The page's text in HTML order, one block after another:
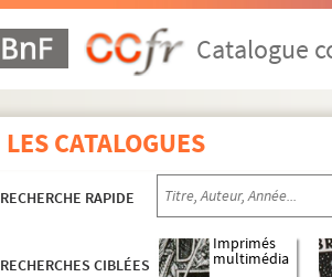
Catalogue
LES CATALOGUES
RECHERCHE RAPIDE
RECHERCHES CIBLÉES
Imprimés
multimédia